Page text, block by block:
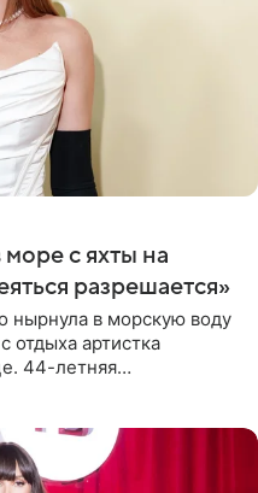
с яхты на
разрешается»
нырнула в морскую воду
отдыха артистка
44-летняя